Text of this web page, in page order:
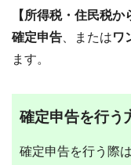
【所得税・住民税
確定申告 、またはワ
ます。
確定申告を行う
確定申告を行う際